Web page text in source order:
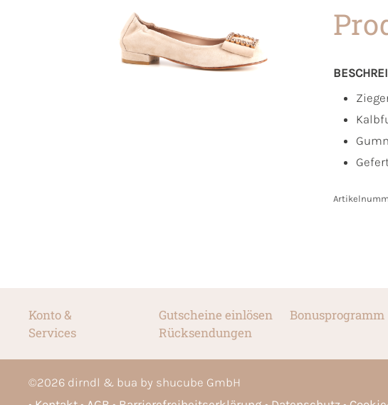
Konto &
Services
Gutscheine einlösen Bonusprogramm
Rücksendungen
©2026 dirndl & bua by shucube GmbH